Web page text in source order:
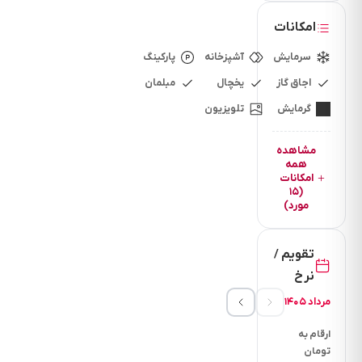
15
فاصله
تا
کافی
شاپ
30
دقیقه
فاصله
تا
امکانات
سرمایش آشپزخانه
پارکینگ
اجاق گاز
یخچال
مبلمان
گرمایش
تلویزیون
مشاهده
همه
امکانات
(۱۵
مورد)
تقویم /
نرخ
مرداد ۱۴۰۵
ارقام به
تومان